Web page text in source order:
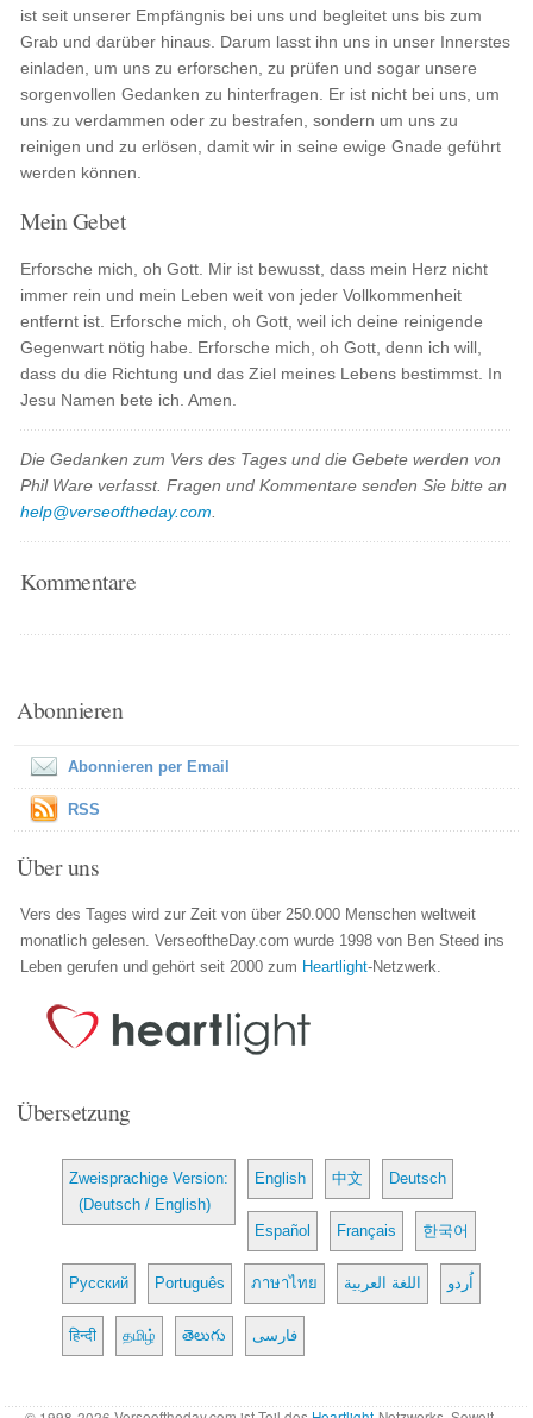
ist seit unserer Empfängnis bei uns und begleitet uns bis zum
Grab und darüber hinaus. Darum lasst ihn uns in unser Innerstes
einladen, um uns zu erforschen, zu prüfen und sogar unsere
sorgenvollen Gedanken zu hinterfragen. Er ist nicht bei uns, um
uns zu verdammen oder zu bestrafen, sondern um uns zu
reinigen und zu erlösen, damit wir in seine ewige Gnade geführt
werden können.
Mein Gebet
Erforsche mich, oh Gott. Mir ist bewusst, dass mein Herz nicht
immer rein und mein Leben weit von jeder Vollkommenheit
entfernt ist. Erforsche mich, oh Gott, weil ich deine reinigende
Gegenwart nötig habe. Erforsche mich, oh Gott, denn ich will,
dass du die Richtung und das Ziel meines Lebens bestimmst. In
Jesu Namen bete ich. Amen.
Die Gedanken zum Vers des Tages und die Gebete werden von
Phil Ware verfasst. Fragen und Kommentare senden Sie bitte an
help@verseoftheday.com
Kommentare
Abonnieren
Abonnieren per Email
RSS
Über uns
Vers des Tages wird zur Zeit von über 250.000 Menschen weltweit
monatlich gelesen. VerseoftheDay.com wurde 1998 von Ben Steed ins
Leben gerufen und gehört seit 2000 zum Heartlight-Netzwerk.
Übersetzung
Zweisprachige Version:
(Deutsch / English)
English 中文 Deutsch
Español Français 한국어
Русский Português ภาษาไทย اللغة العربية اُردو
हिन्दी தமிழ் తెలుగు فارسی